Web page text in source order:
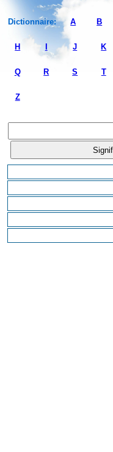
Dictionnaire: A B
H J K
Q R S T
Z